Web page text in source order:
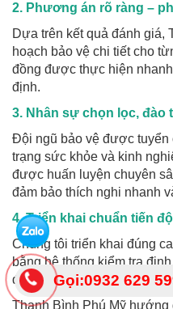
2. Phương án rõ ràng –
Dựa trên kết quả đánh giá,
hoạch bảo vệ chi tiết cho
đồng được thực hiện
định.
3. Nhân sự chọn lọc, đào
Đội ngũ bảo vệ được
trạng sức khỏe và kinh
được huấn luyện chuyên
đảm bảo thích nghi nhanh
4. Triển khai chuẩn tiến
Chúng tôi triển khai đúng
bằng hệ thống kiểm tra
đảm bảo an ninh luôn được
Thanh Bình Phú Mỹ hướng
Gọi:0932 629